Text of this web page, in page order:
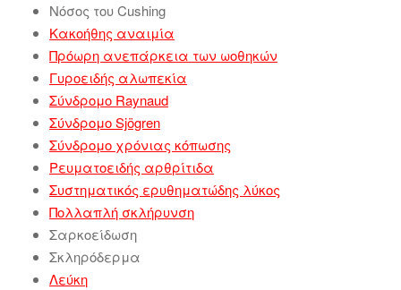
Νόσος του Cushing
Κακοήθης αναιμία
Πρόωρη ανεπάρκεια των ωοθηκών
Γυροειδής αλωπεκία
Σύνδρομο Raynaud
Σύνδρομο Sjögren
Σύνδρομο χρόνιας κόπωσης
Ρευματοειδής αρθρίτιδα
Συστηματικός ερυθηματώδης λύκος
Πολλαπλή σκλήρυνση
Σαρκοείδωση
Σκληρόδερμα
Λεύκη